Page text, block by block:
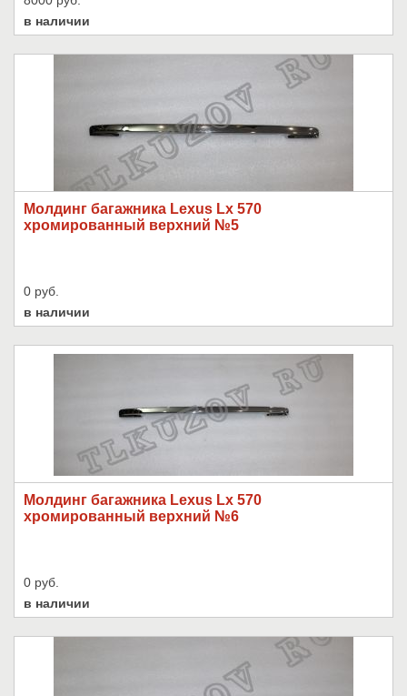
в наличии
Молдинг багажника Lexus Lx 570
хромированный верхний №5
0 руб.
в наличии
Молдинг багажника Lexus Lx 570
хромированный верхний №6
0 руб.
в наличии